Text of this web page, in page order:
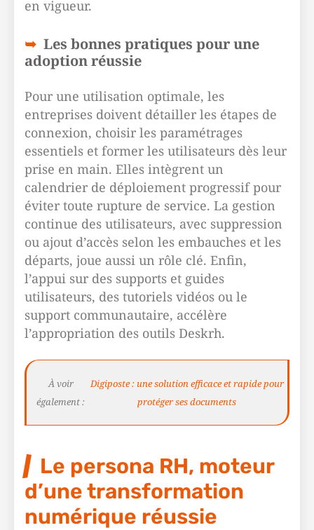
en vigueur.
Les bonnes pratiques pour une
adoption réussie
Pour une utilisation optimale, les
entreprises doivent détailler les étapes de
connexion, choisir les paramétrages
essentiels et former les utilisateurs dès leur
prise en main. Elles intègrent un
calendrier de déploiement progressif pour
éviter toute rupture de service. La gestion
continue des utilisateurs, avec suppression
ou ajout d’accès selon les embauches et les
départs, joue aussi un rôle clé. Enfin,
l’appui sur des supports et guides
utilisateurs, des tutoriels vidéos ou le
support communautaire, accélère
l’appropriation des outils Deskrh.
À voir
également :
Digiposte : une solution efficace et rapide pour
protéger ses documents
Le persona RH, moteur
d’une transformation
numérique réussie